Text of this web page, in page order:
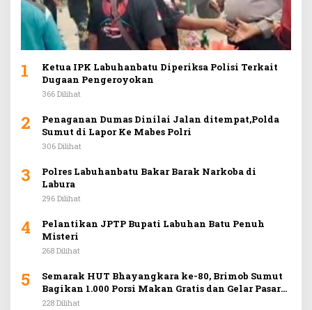
1
Ketua IPK Labuhanbatu Diperiksa Polisi Terkait
Dugaan Pengeroyokan
366 Dilihat
2
Penaganan Dumas Dinilai Jalan ditempat,Polda
Sumut di Lapor Ke Mabes Polri
306 Dilihat
3
Polres Labuhanbatu Bakar Barak Narkoba di
Labura
296 Dilihat
4
Pelantikan JPTP Bupati Labuhan Batu Penuh
Misteri
268 Dilihat
5
Semarak HUT Bhayangkara ke-80, Brimob Sumut
Bagikan 1.000 Porsi Makan Gratis dan Gelar Pasar
Murah di Car Free Day Medan
228 Dilihat